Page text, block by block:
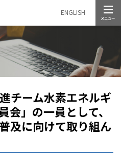
ENGLISH
チーム水素エネルギ
会」の一員として、
及に向けて取り組ん